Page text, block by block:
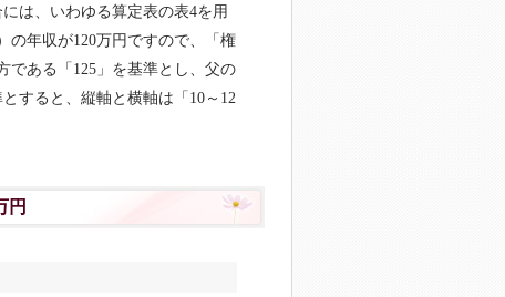
は、いわゆる算定表の表4を用
の年収が120万円ですので、「権
である「125」を基準とし、父の
すると、縦軸と横軸は「10～12
円